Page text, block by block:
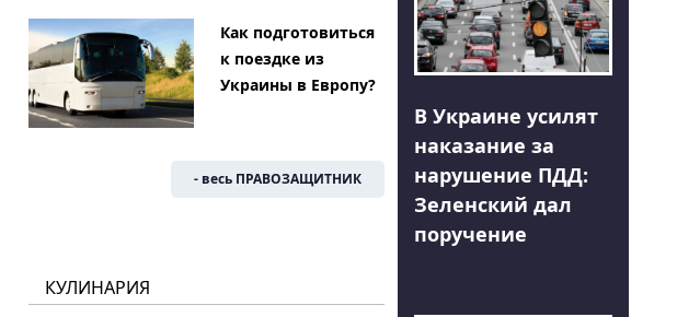
Как подготовиться
к поездке из
Украины в Европу?
- весь ПРАВОЗАЩИТНИК
КУЛИНАРИЯ
В Украине усилят
наказание за
нарушение ПДД:
Зеленский дал
поручение